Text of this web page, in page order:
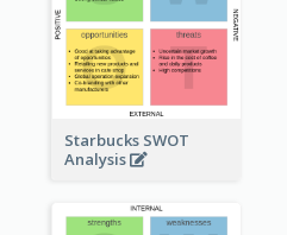
Starbucks SWOT
Analysis